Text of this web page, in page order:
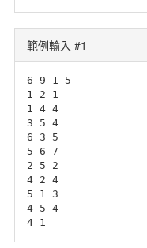
範例輸入 #1
6 9 1 5
1 2 1
1 4 4
3 5 4
6 3 5
5 6 7
2 5 2
4 2 4
5 1 3
4 5 4
4 1